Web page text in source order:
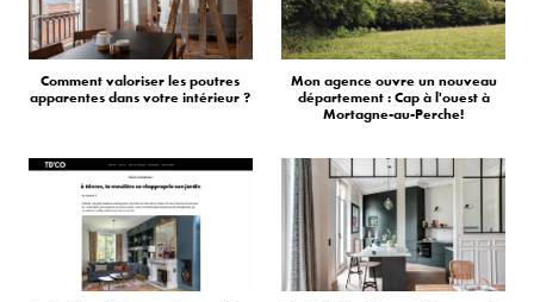
Comment valoriser les poutres
apparentes dans votre intérieur ?
Mon agence ouvre un nouveau
département : Cap à l'ouest à
Mortagne-au-Perche!